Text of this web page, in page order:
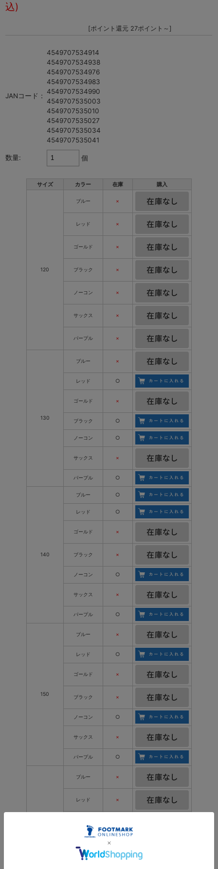
込)
[ポイント還元 27ポイント～]
JANコード：
4549707534914
4549707534938
4549707534976
4549707534983
4549707534990
4549707535003
4549707535010
4549707535027
4549707535034
4549707535041
数量: 個
サイズ カラー 在庫 購入
120
ブルー ×
レッド ×
ゴールド ×
ブラック ×
ノーコン ×
サックス ×
パープル ×
130
ブルー ×
レッド ○
ゴールド ×
ブラック ○
ノーコン ○
サックス ×
パープル ○
140
ブルー ○
レッド ○
ゴールド ×
ブラック ×
ノーコン ○
サックス ×
パープル ○
150
ブルー ×
レッド ○
ゴールド ×
ブラック ×
ノーコン ○
サックス ×
パープル ○
ブルー ×
レッド ×